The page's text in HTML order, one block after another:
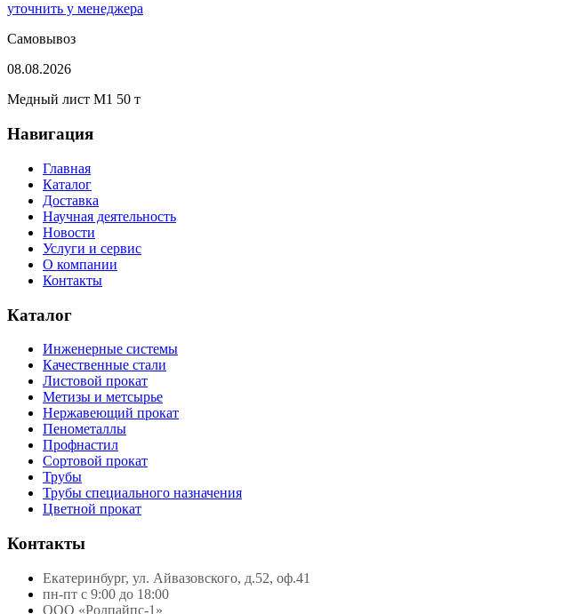
уточнить у менеджера
Самовывоз
08.08.2026
Медный лист М1 50 т
Навигация
Главная
Каталог
Доставка
Научная деятельность
Новости
Услуги и сервис
О компании
Контакты
Каталог
Инженерные системы
Качественные стали
Листовой прокат
Метизы и метсырье
Нержавеющий прокат
Пенометаллы
Профнастил
Сортовой прокат
Трубы
Трубы специального назначения
Цветной прокат
Контакты
Екатеринбург, ул. Айвазовского, д.52, оф.41
пн-пт с 9:00 до 18:00
ООО «Ролпайпс-1»